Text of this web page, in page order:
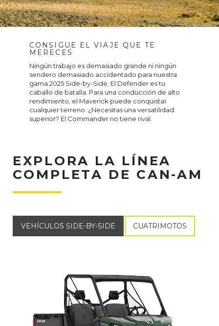
CONSIGUE EL VIAJE QUE TE
MERECES
Ningún trabajo es demasiado grande ni ningún
sendero demasiado accidentado para nuestra
gama 2025 Side-by-Side. El Defender es tu
caballo de batalla. Para una conducción de alto
rendimiento, el Maverick puede conquistar
cualquier terreno. ¿Necesitas una versatilidad
superior? El Commander no tiene rival.
EXPLORA LA LÍNEA
COMPLETA DE CAN-AM
VEHÍCULOS SIDE-BY-SIDE CUATRIMOTOS